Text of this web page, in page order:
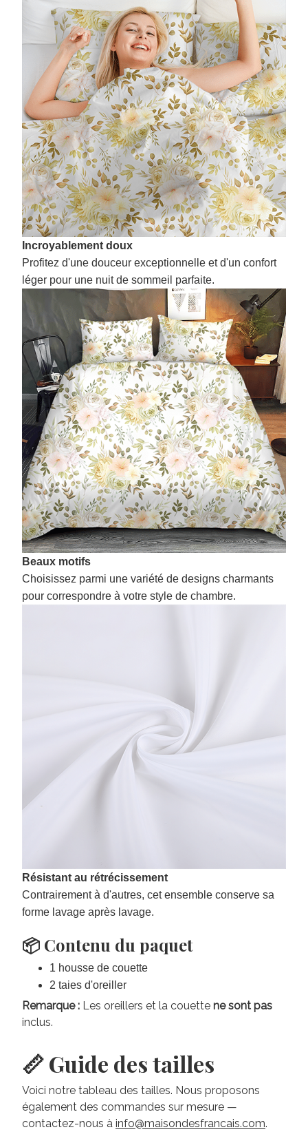
Incroyablement doux
Profitez d'une douceur exceptionnelle et d'un confort
léger pour une nuit de sommeil parfaite.
Beaux motifs
Choisissez parmi une variété de designs charmants
pour correspondre à votre style de chambre.
Résistant au rétrécissement
Contrairement à d'autres, cet ensemble conserve sa
forme lavage après lavage.
📦 Contenu du paquet
1 housse de couette
2 taies d'oreiller
Remarque : Les oreillers et la couette ne sont pas
inclus.
📏 Guide des tailles
Voici notre tableau des tailles. Nous proposons
également des commandes sur mesure —
contactez-nous à info@maisondesfrancais.com.